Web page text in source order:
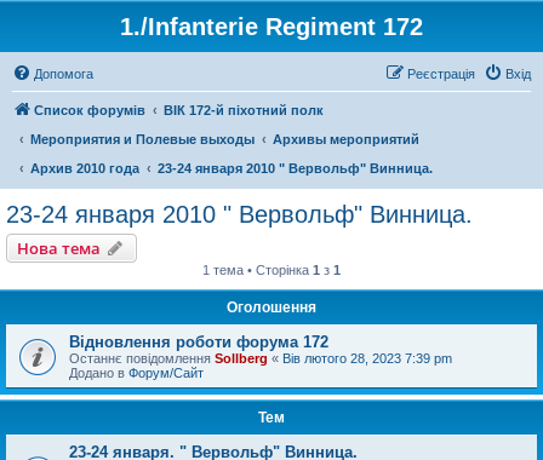
1./Infanterie Regiment 172
Допомога Вхід
Реєстрація
Список форумів
ВІК 172-й піхотний полк
Мероприятия и Полевые выходы
Архивы мероприятий
Архив 2010 года
23-24 января 2010 " Вервольф" Винница.
23-24 января 2010 " Вервольф" Винница.
Нова тема
1 тема • Сторінка 1 з 1
Оголошення
Відновлення роботи форума 172
Останнє повідомлення Sollberg « Вів лютого 28, 2023 7:39 pm
Додано в Форум/Сайт
Тем
23-24 января. " Вервольф" Винница.